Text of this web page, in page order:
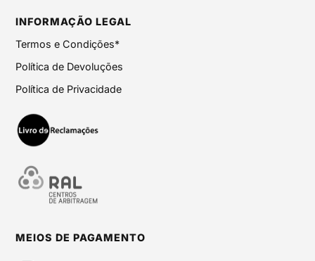
INFORMAÇÃO LEGAL
Termos e Condições*
Política de Devoluções
Política de Privacidade
MEIOS DE PAGAMENTO